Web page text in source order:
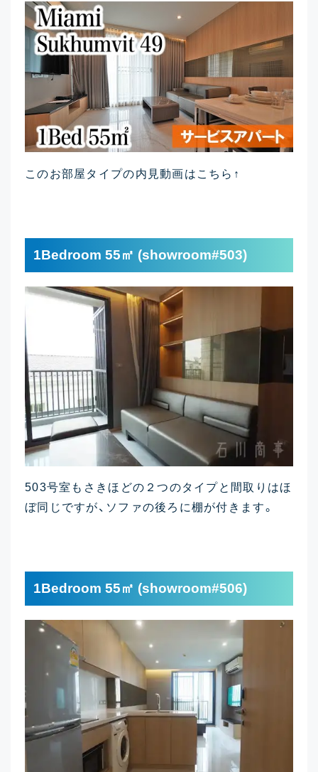
このお部屋タイプの内見動画はこちら↑
1Bedroom 55㎡ (showroom#503)
503号室もさきほどの２つのタイプと間取りはほ
ぼ同じですが、ソファの後ろに棚が付きます。
1Bedroom 55㎡ (showroom#506)